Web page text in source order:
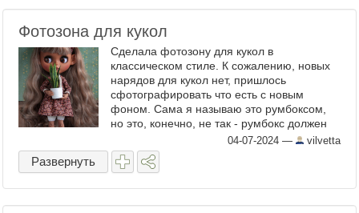
Фотозона для кукол
Сделала фотозону для кукол в
классическом стиле. К сожалению, новых
нарядов для кукол нет, пришлось
сфотографировать что есть с новым
фоном. Сама я называю это румбоксом,
но это, конечно, не так - румбокс должен
иметь хотя бы две, а лучше, три стены и
напоминать помещение. У ...
04-07-2024 — vilvetta
Развернуть